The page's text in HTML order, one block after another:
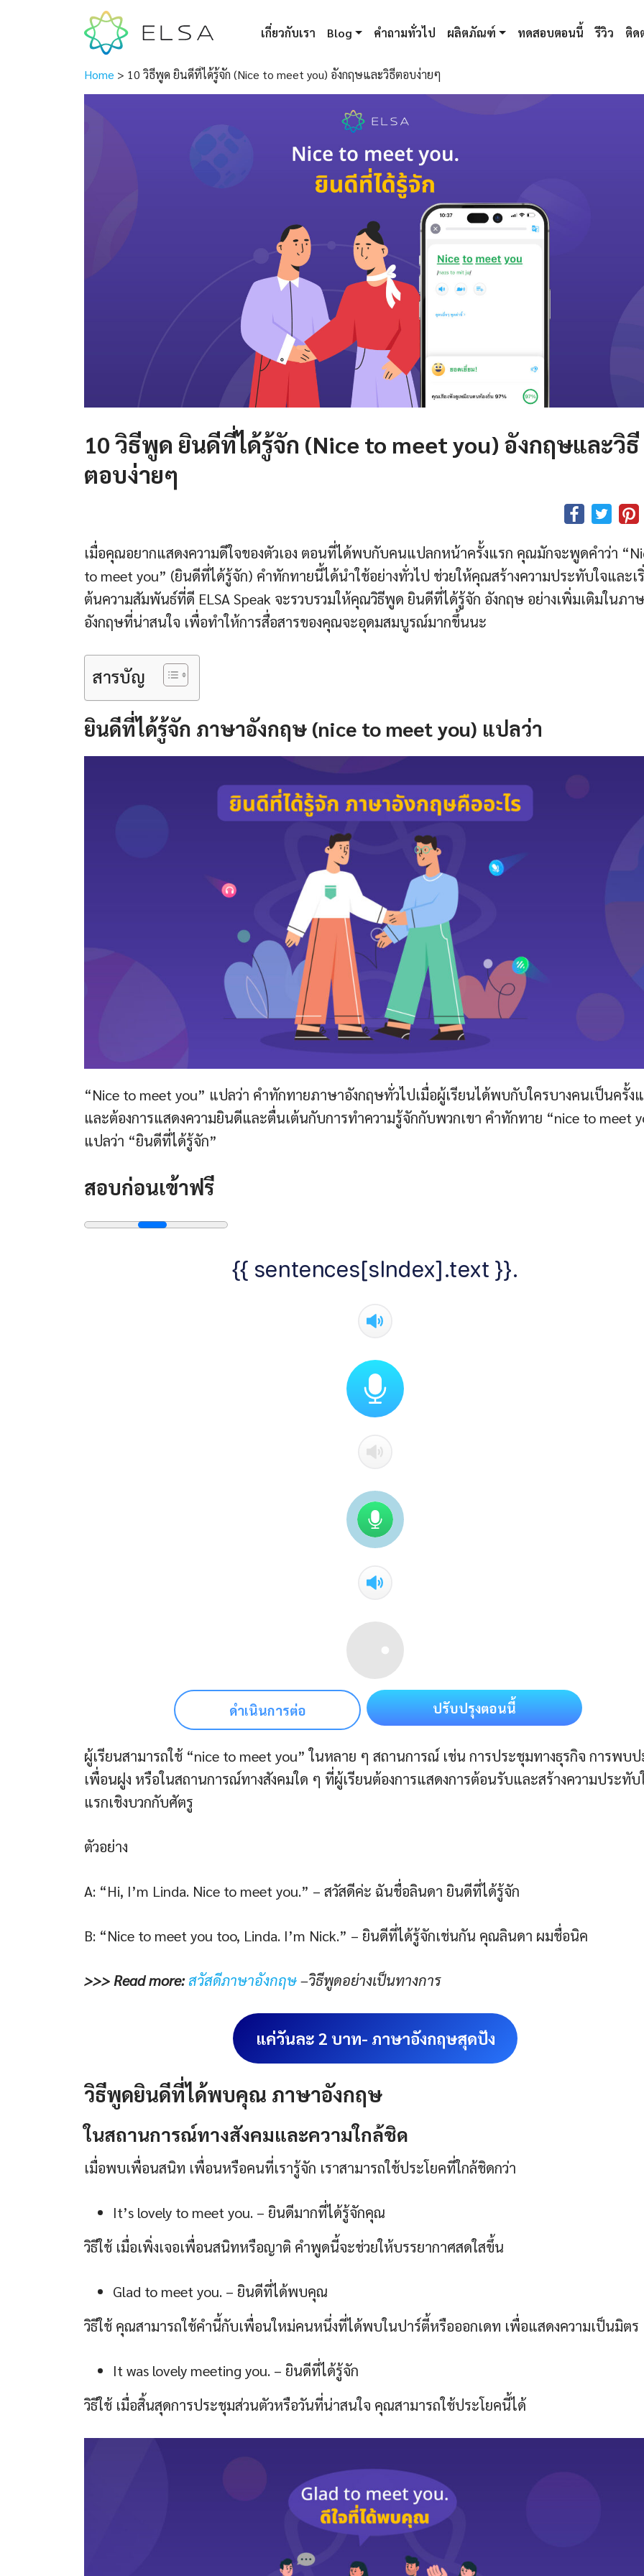
เกี่ยวกับเรา Blog คำถามทั่วไป ผลิตภัณฑ์ ทดสอบตอนนี้ รีวิว ติด
Home > 10 วิธีพูด ยินดีที่ได้รู้จัก (Nice to meet you) อังกฤษและวิธีตอบง่ายๆ
10 วิธีพูด ยินดีที่ได้รู้จัก (Nice to meet you) อังกฤษและวิธี
ตอบง่ายๆ
เมื่อคุณอยากแสดงความดีใจของตัวเอง ตอนที่ได้พบกับคนแปลกหน้าครั้งแรก คุณมักจะพูดคำว่า
to meet you” (ยินดีที่ได้รู้จัก) คำทักทายนี้ได้นำใช้อย่างทั่วไป ช่วยให้คุณสร้างความประทับใจและเ
ต้นความสัมพันธ์ที่ดี ELSA Speak จะรวบรวมให้คุณวิธีพูด ยินดีที่ได้รู้จัก อังกฤษ อย่างเพิ่มเติมในภา
อังกฤษที่น่าสนใจ เพื่อทำให้การสื่อสารของคุณจะอุดมสมบูรณ์มากขึ้นนะ
สารบัญ
ยินดีที่ได้รู้จัก ภาษาอังกฤษ (nice to meet you) แปลว่า
“Nice to meet you” แปลว่า คำทักทายภาษาอังกฤษทั่วไปเมื่อผู้เรียนได้พบกับใครบางคนเป็นครั้ง
และต้องการแสดงความยินดีและตื่นเต้นกับการทำความรู้จักกับพวกเขา คำทักทาย “nice to meet
แปลว่า “ยินดีที่ได้รู้จัก”
สอบก่อนเข้าฟรี
{{ sentences[sIndex].text }}.
ดำเนินการต่อ ปรับปรุงตอนนี้
ผู้เรียนสามารถใช้ “nice to meet you” ในหลาย ๆ สถานการณ์ เช่น การประชุมทางธุรกิจ การพบ
เพื่อนฝูง หรือในสถานการณ์ทางสังคมใด ๆ ที่ผู้เรียนต้องการแสดงการต้อนรับและสร้างความประทับ
แรกเชิงบวกกับศัตรู
ตัวอย่าง
A: “Hi, I’m Linda. Nice to meet you.” – สวัสดีค่ะ ฉันชื่อลินดา ยินดีที่ได้รู้จัก
B: “Nice to meet you too, Linda. I’m Nick.” – ยินดีที่ได้รู้จักเช่นกัน คุณลินดา ผมชื่อนิค
>>> Read more:สวัสดีภาษาอังกฤษ–วิธีพูดอย่างเป็นทางการ
แค่วันละ 2 บาท- ภาษาอังกฤษสุดปัง
วิธีพูดยินดีที่ได้พบคุณ ภาษาอังกฤษ
ในสถานการณ์ทางสังคมและความใกล้ชิด
เมื่อพบเพื่อนสนิท เพื่อนหรือคนที่เรารู้จัก เราสามารถใช้ประโยคที่ใกล้ชิดกว่า
It’s lovely to meet you. – ยินดีมากที่ได้รู้จักคุณ
วิธีใช้ เมื่อเพิ่งเจอเพื่อนสนิทหรือญาติ คำพูดนี้จะช่วยให้บรรยากาศสดใสขึ้น
Glad to meet you. – ยินดีที่ได้พบคุณ
วิธีใช้ คุณสามารถใช้คำนี้กับเพื่อนใหม่คนหนึ่งที่ได้พบในปาร์ตี้หรือออกเดท เพื่อแสดงความเป็นมิตร
It was lovely meeting you. – ยินดีที่ได้รู้จัก
วิธีใช้ เมื่อสิ้นสุดการประชุมส่วนตัวหรือวันที่น่าสนใจ คุณสามารถใช้ประโยคนี้ได้